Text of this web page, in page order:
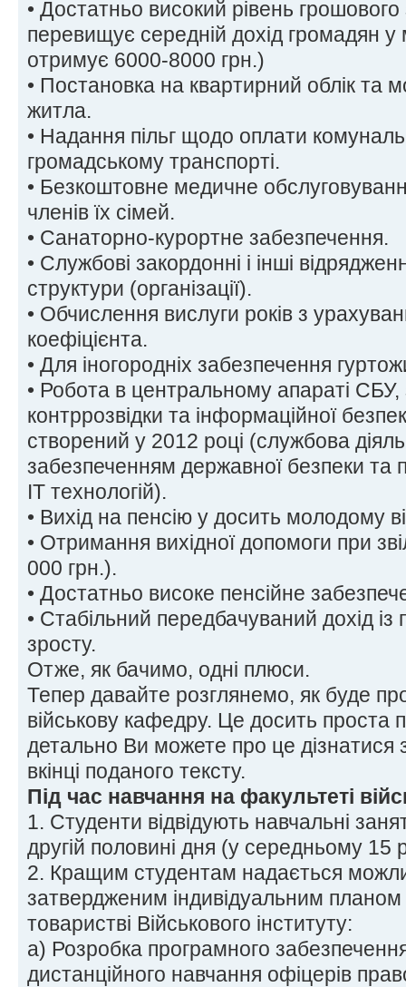
• Достатньо високий рівень
перевищує середній дохід громадян у
отримує 6000-8000 грн.)
• Постановка на квартирний облік та
житла.
• Надання пільг щодо оплати
громадському транспорті.
• Безкоштовне медичне
членів їх сімей.
• Санаторно-курортне забезпечення.
• Службові закордонні і інші
структури (організації).
• Обчислення вислуги років з
коефіцієнта.
• Для іногородніх забезпечення
• Робота в центральному апараті
контррозвідки та інформаційної
створений у 2012 році (службова
забезпеченням державної безпеки та
ІТ технологій).
• Вихід на пенсію у досить молодому
• Отримання вихідної допомоги при
000 грн.).
• Достатньо високе пенсійне
• Стабільний передбачуваний дохід
зросту.
Отже, як бачимо, одні плюси.
Тепер давайте розглянемо, як буде
військову кафедру. Це досить проста
детально Ви можете про це дізнатися
вкінці поданого тексту.
Під час навчання на факультеті
1. Студенти відвідують навчальні
другій половині дня (у середньому 15
2. Кращим студентам надається
затвердженим індивідуальним планом
товаристві Військового інституту:
а) Розробка програмного
дистанційного навчання офіцерів